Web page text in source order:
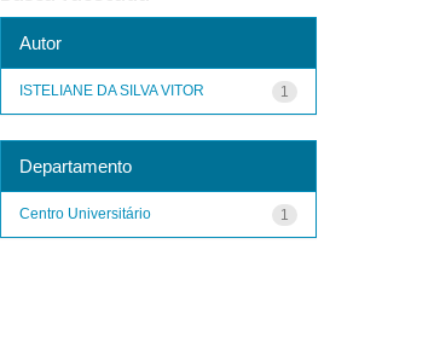
Autor
1
ISTELIANE DA SILVA VITOR
Departamento
1
Centro Universitário